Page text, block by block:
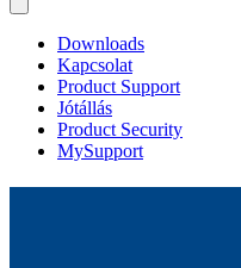
Downloads
Kapcsolat
Product Support
Jótállás
Product Security
MySupport